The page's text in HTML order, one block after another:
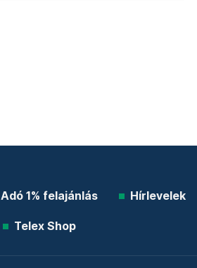
Adó 1% felajánlás Hírlevelek
Telex Shop